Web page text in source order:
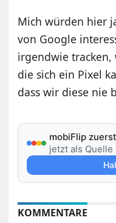
Mich würden hier
von Google
irgendwie
die sich ein Pixel
dass wir diese nie
mobiFlip
jetzt als Quelle
KOMMENTARE